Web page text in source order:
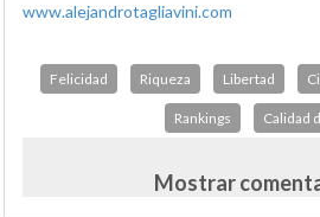
www.alejandrotagliavini.com
Felicidad Riqueza Libertad
Rankings Calidad
Mostrar